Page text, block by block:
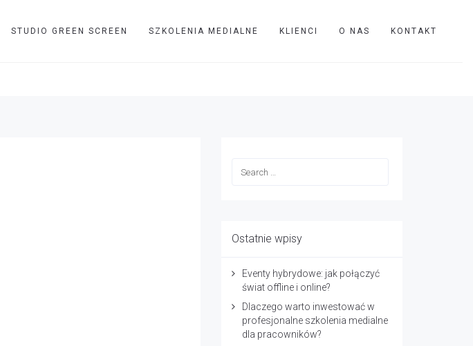
STUDIO GREEN SCREEN SZKOLENIA MEDIALNE KLIENCI O NAS KONTAKT
Ostatnie wpisy
Eventy hybrydowe: jak połączyć
świat offline i online?
Dlaczego warto inwestować w
profesjonalne szkolenia medialne
dla pracowników?